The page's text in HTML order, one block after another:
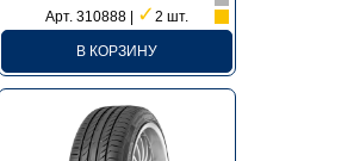
Арт. 310888 | ✓2 шт.
В КОРЗИНУ